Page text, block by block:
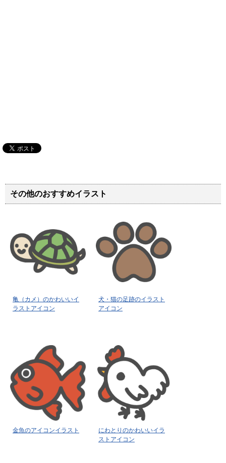
その他のおすすめイラスト
亀（カメ）のかわいいイ
ラストアイコン
犬・猫の足跡のイラスト
アイコン
金魚のアイコンイラスト
にわとりのかわいいイラ
ストアイコン